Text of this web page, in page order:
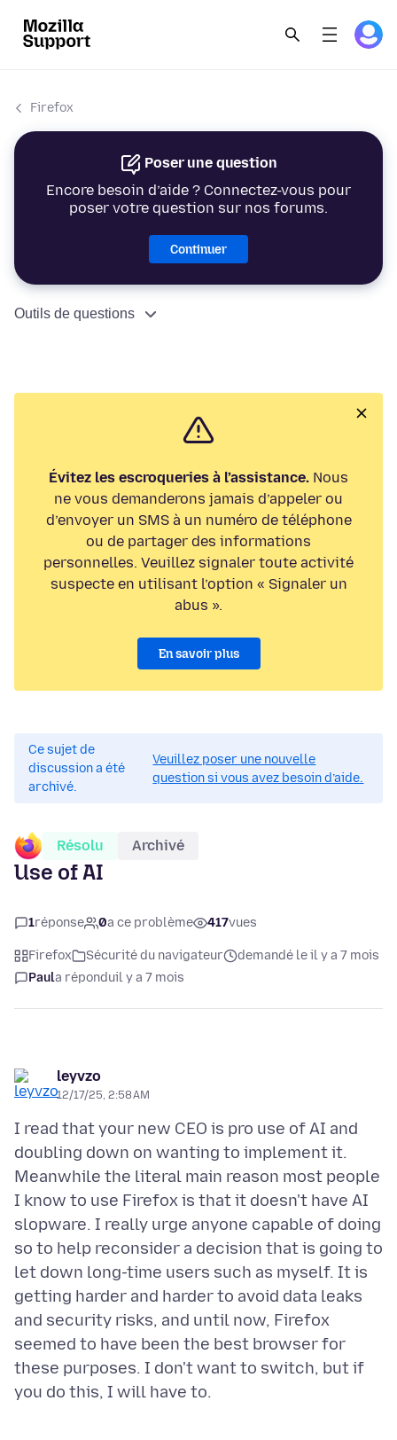
Firefox
Poser une question
Encore besoin d’aide ? Connectez-vous pour
poser votre question sur nos forums.
Continuer
Outils de questions
Évitez les escroqueries à l’assistance. Nous
ne vous demanderons jamais d’appeler ou
d’envoyer un SMS à un numéro de téléphone
ou de partager des informations
personnelles. Veuillez signaler toute activité
suspecte en utilisant l’option « Signaler un
abus ».
En savoir plus
Ce sujet de
discussion a été
archivé.
Veuillez poser une nouvelle
question si vous avez besoin d’aide.
Résolu Archivé
Use of AI
1réponse 0a ce problème 417vues
Firefox Sécurité du navigateur
demandé le il y a 7 mois
Paula réponduil y a 7 mois
leyvzo
12/17/25, 2:58 AM
I read that your new CEO is pro use of AI and
doubling down on wanting to implement it.
Meanwhile the literal main reason most people
I know to use Firefox is that it doesn't have AI
slopware. I really urge anyone capable of doing
so to help reconsider a decision that is going to
let down long-time users such as myself. It is
getting harder and harder to avoid data leaks
and security risks, and until now, Firefox
seemed to have been the best browser for
these purposes. I don't want to switch, but if